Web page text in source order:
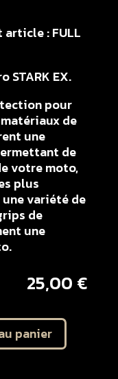
article : FULL
STARK EX.
pour
de
une
de
votre moto,
plus
variété de
de
une
25,00 €
panier